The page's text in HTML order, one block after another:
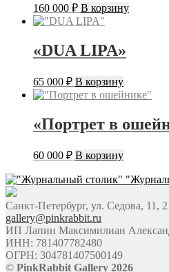
160 000 ₽ В корзину
«DUA LIPA»
65 000 ₽ В корзину
«Портрет в
60 000 ₽ В корзину
Санкт-Петербург, ул. Седова, 11,
gallery@pinkrabbit.ru
ИП Лапин Максимилиан
ИНН: 781407782480
ОГРН: 304781407500149
© PinkRabbit Gallery 2026